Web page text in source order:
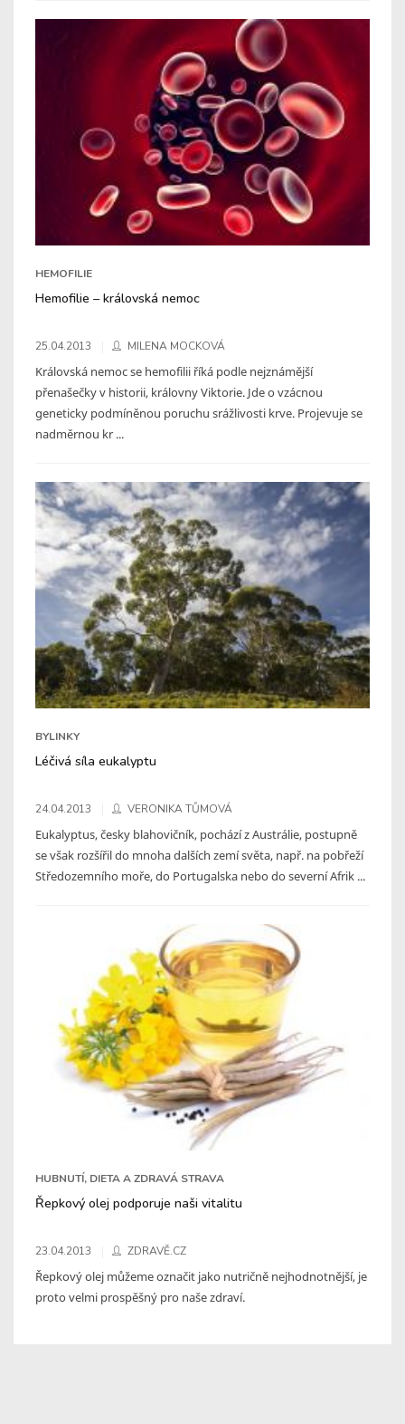
HEMOFILIE
Hemofilie – královská nemoc
25.04.2013 MILENA MOCKOVÁ
Královská nemoc se hemofilii říká podle nejznámější
přenašečky v historii, královny Viktorie. Jde o vzácnou
geneticky podmíněnou poruchu srážlivosti krve. Projevuje se
nadměrnou kr ...
BYLINKY
Léčivá síla eukalyptu
24.04.2013 VERONIKA TŮMOVÁ
Eukalyptus, česky blahovičník, pochází z Austrálie, postupně
se však rozšířil do mnoha dalších zemí světa, např. na pobřeží
Středozemního moře, do Portugalska nebo do severní Afrik ...
HUBNUTÍ, DIETA A ZDRAVÁ STRAVA
Řepkový olej podporuje naši vitalitu
23.04.2013 ZDRAVĚ.CZ
Řepkový olej můžeme označit jako nutričně nejhodnotnější, je
proto velmi prospěšný pro naše zdraví.